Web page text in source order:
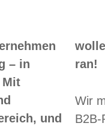
– in
Mit
und
nix wie
ran!
Wir
B2B-